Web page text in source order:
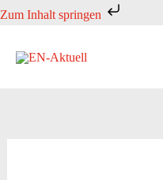
Zum Inhalt springen
Zum
springen